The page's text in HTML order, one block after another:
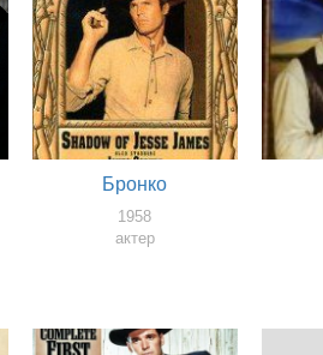
Бронко
1958
актер